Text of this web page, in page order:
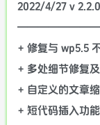
2022/4/27 v 2.2.0
+ 修复与 wp5.5
+ 多处细节修复
+ 自定义的文章
+ 短代码插入功